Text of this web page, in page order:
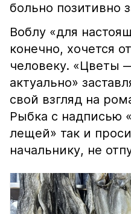
больно позитивно
Воблу «для
конечно, хочется
человеку. «Цветы
актуально»
свой взгляд на
Рыбка с надписью
лещей» так и
начальнику, не